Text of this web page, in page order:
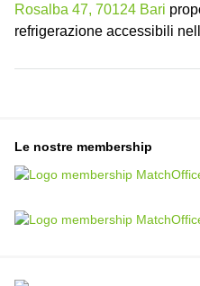
Rosalba 47, 70124 Bari
refrigerazione accessibili
Le nostre membership